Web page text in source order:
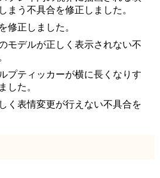
まう不具合を修正しました。
修正しました。
モデルが正しく表示されない不
プティッカーが横に長くなりす
した。
く表情変更が行えない不具合を